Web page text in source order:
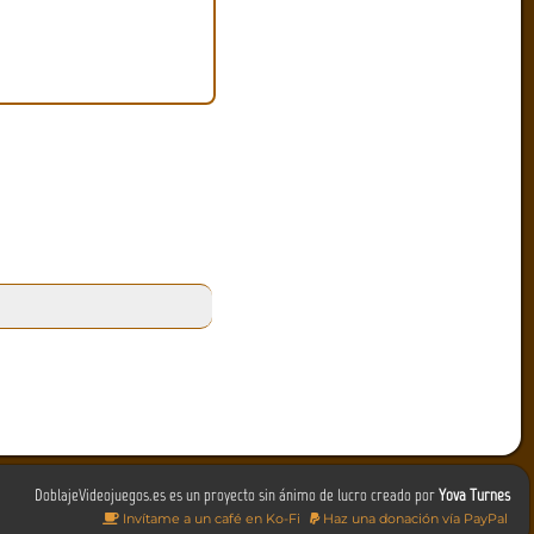
DoblajeVideojuegos.es es un proyecto sin ánimo de lucro creado porYova Turnes
Invítame a un café en Ko-Fi Haz una donación vía PayPal